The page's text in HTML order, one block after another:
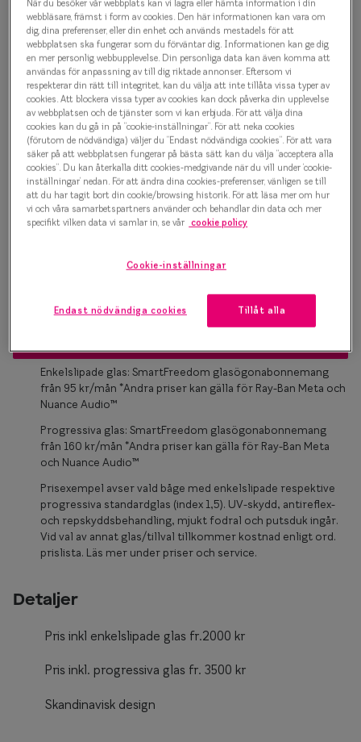
Olika
Taberg
1 500 kr
Välj färg:
Beige
Bågstorlek
M
Osäker på vilken storlek du har? Se vår
Enkelslipade glas: SmartFreedom glasögonabonnemang
från 95 kr/mån *Andra priser kan gälla för Ray-Ban Meta och
Nuance Audio™
Progressiva glas: SmartFreedom glasögonabonnemang
från 160 kr/mån *Andra priser kan gälla för Ray-Ban Meta
och Nuance Audio™
Prisexempel avser vald båge med enkelslipade respektive
progressiva standardglas (index 1,5). UV-skydd, antireflex-
och repskyddsbehandling, mjukt fodral och putsduk ingår.
Vid val av annat glas/tillval tillkommer kostnad enligt ord.
prislista. Läs mer under priser och service.
Detaljer
Pris inkl enkelslipade glas fr.2000 kr
Pris inkl. progressiva glas fr. 3500 kr
Skandinavisk design
När du besöker vår webbplats kan vi lagra eller hämta information i din
webbläsare, främst i form av cookies. Den här informationen kan vara om
dig, dina preferenser, eller din enhet och används mestadels för att
webbplatsen ska fungerar som du förväntar dig. Informationen kan ge dig
en mer personlig webbupplevelse. Din personliga data kan även komma att
användas för anpassning av till dig riktade annonser. Eftersom vi
respekterar din rätt till integritet, kan du välja att inte tillåta vissa typer av
cookies. Att blockera vissa typer av cookies kan dock påverka din upplevelse
av webbplatsen och de tjänster som vi kan erbjuda. För att välja dina
cookies kan du gå in på ”cookie-inställningar”. För att neka cookies
(förutom de nödvändiga) väljer du ”Endast nödvändiga cookies”. För att vara
säker på att webbplatsen fungerar på bästa sätt kan du välja ”acceptera alla
cookies”. Du kan återkalla ditt cookies-medgivande när du vill under ’cookie-
inställningar’ nedan. För att ändra dina cookies-preferenser, vänligen se till
att du har tagit bort din cookie/browsing historik. För att läsa mer om hur
vi och våra samarbetspartners använder och behandlar din data och mer
specifikt vilken data vi samlar in, se vår cookie policy
Cookie-inställningar
Endast nödvändiga cookies Tillåt alla